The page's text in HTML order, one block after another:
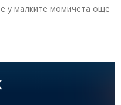
у малките момичета още